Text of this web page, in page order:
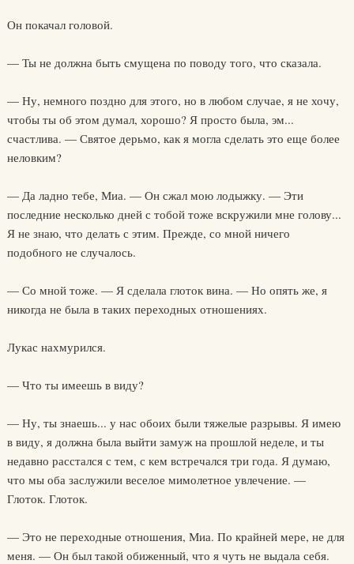
Он покачал головой.
— Ты не должна быть смущена по поводу того, что сказала.
— Ну, немного поздно для этого, но в любом случае, я не хочу,
чтобы ты об этом думал, хорошо? Я просто была, эм...
счастлива. — Святое дерьмо, как я могла сделать это еще более
неловким?
— Да ладно тебе, Миа. — Он сжал мою лодыжку. — Эти
последние несколько дней с тобой тоже вскружили мне голову...
Я не знаю, что делать с этим. Прежде, со мной ничего
подобного не случалось.
— Со мной тоже. — Я сделала глоток вина. — Но опять же, я
никогда не была в таких переходных отношениях.
Лукас нахмурился.
— Что ты имеешь в виду?
— Ну, ты знаешь... у нас обоих были тяжелые разрывы. Я имею
в виду, я должна была выйти замуж на прошлой неделе, и ты
недавно расстался с тем, с кем встречался три года. Я думаю,
что мы оба заслужили веселое мимолетное увлечение. —
Глоток. Глоток.
— Это не переходные отношения, Миа. По крайней мере, не для
меня. — Он был такой обиженный, что я чуть не выдала себя.